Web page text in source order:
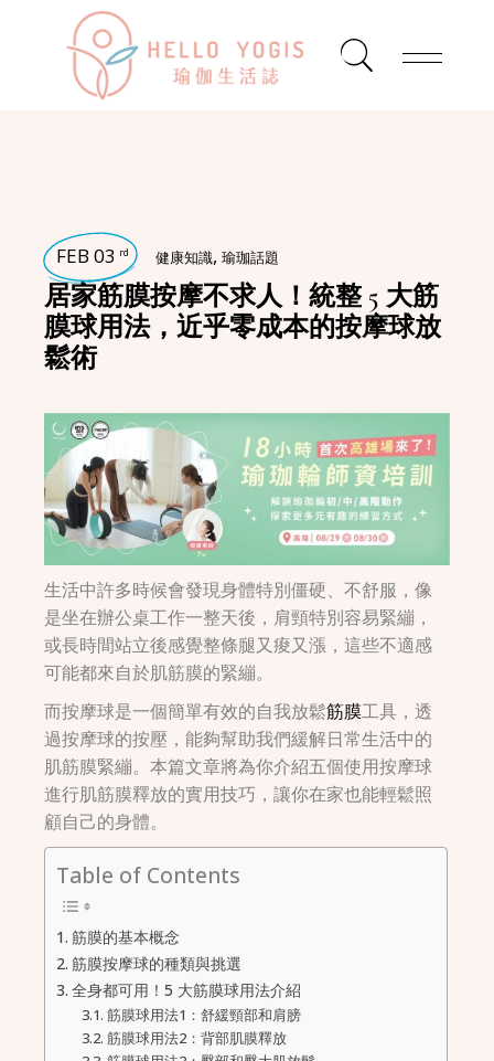
FEB 03 rd 健康知識,瑜珈話題
居家筋膜按摩不求人！統整 5 大筋
膜球用法，近乎零成本的按摩球放
鬆術
生活中許多時候會發現身體特別僵硬、不舒服，像
是坐在辦公桌工作一整天後，肩頸特別容易緊繃，
或長時間站立後感覺整條腿又痠又漲，這些不適感
可能都來自於肌筋膜的緊繃。
而按摩球是一個簡單有效的自我放鬆筋膜工具，透
過按摩球的按壓，能夠幫助我們緩解日常生活中的
肌筋膜緊繃。本篇文章將為你介紹五個使用按摩球
進行肌筋膜釋放的實用技巧，讓你在家也能輕鬆照
顧自己的身體。
Table of Contents
筋膜的基本概念
筋膜按摩球的種類與挑選
全身都可用！5 大筋膜球用法介紹
筋膜球用法1：舒緩頸部和肩膀
筋膜球用法2：背部肌膜釋放